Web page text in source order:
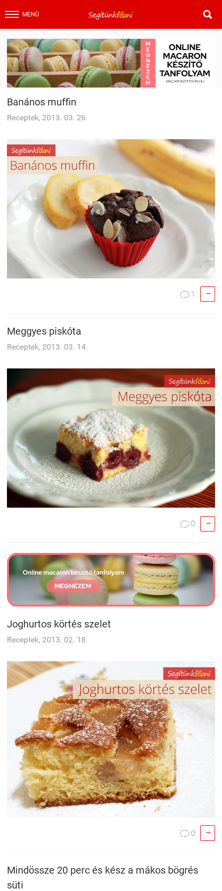
MENÜ 
Banános muffin
Receptek, 2013. 03. 26.
 1 
Meggyes piskóta
Receptek, 2013. 03. 14.
 0 
Joghurtos körtés szelet
Receptek, 2013. 02. 18.
 0 
Mindössze 20 perc és kész a mákos bögrés
süti